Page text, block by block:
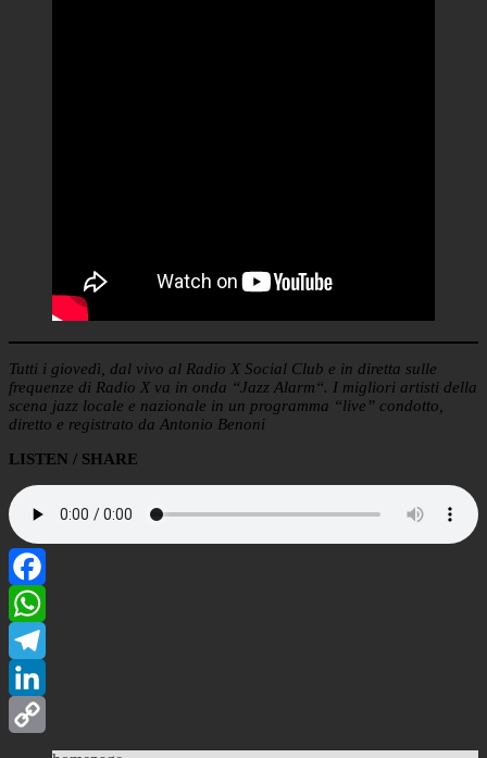
Tutti i giovedì, dal vivo al Radio X Social Club e in diretta sulle
frequenze di Radio X va in onda “Jazz Alarm“. I migliori artisti della
scena jazz locale e nazionale in un programma “live” condotto,
diretto e registrato da Antonio Benoni
LISTEN / SHARE
Facebook
WhatsApp
Telegram
LinkedIn